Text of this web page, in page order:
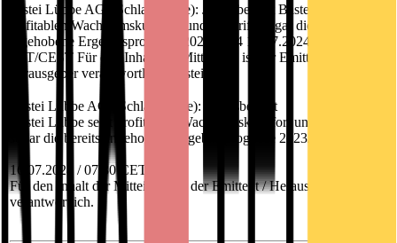
Bastei Lübbe AG / Schlagwort(e): Jahresbericht Bastei Lübbe setzt
profitablen Wachstumskurs fort und übertrifft sogar die bereits
angehobene Ergebnisprognose 2023/2024 16.07.2024 / 07:30
CET/CEST Für den Inhalt der Mitteilung ist der Emittent /
Herausgeber verantwortlich. Bastei
Bastei Lübbe AG / Schlagwort(e): Jahresbericht
Bastei Lübbe setzt profitablen Wachstumskurs fort und übertrifft
sogar die bereits angehobene Ergebnisprognose 2023/2024
16.07.2024 / 07:30 CET/CEST
Für den Inhalt der Mitteilung ist der Emittent / Herausgeber
verantwortlich.